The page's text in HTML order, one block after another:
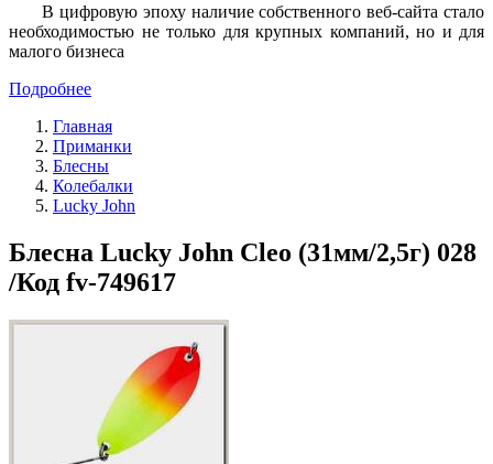
В цифровую эпоху наличие собственного веб-сайта стало
необходимостью не только для крупных компаний, но и для
малого бизнеса
Подробнее
Главная
Приманки
Блесны
Колебалки
Lucky John
Блесна Lucky John Cleo (31мм/2,5г) 028
/Код fv-749617